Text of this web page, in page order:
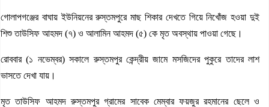
গোলাপগঞ্জের বাঘায় ইউনিয়নের রুস্তমপুরে মাছ শিকার দেখতে গিয়ে নিখোঁজ হওয়া দুই
শিশু তাউসিফ আহমদ (৭) ও আলামিন আহমদ (৫) কে মৃত অবস্থায় পাওয়া গেছে।
রোববার (১ নভেম্বর) সকালে রুস্তমপুর কেন্দ্রীয় জামে মসজিদের পুকুরে তাদের লাশ
ভাসতে দেখা যায়।
মৃত তাউসিফ আহমদ রুস্তমপুর গ্রামের সাবেক মেম্বার ফয়জুর রহমানের ছেলে ও